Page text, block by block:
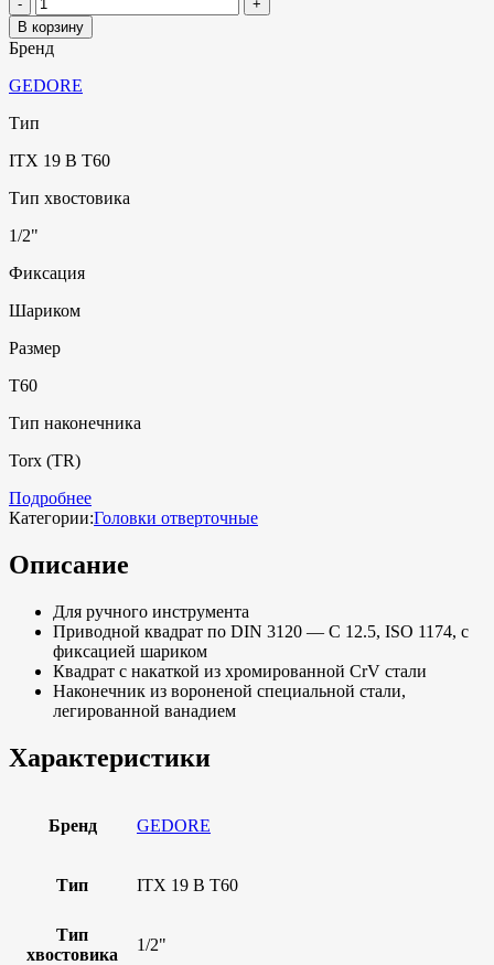
В корзину
Бренд
GEDORE
Тип
ITX 19 B T60
Тип хвостовика
1/2"
Фиксация
Шариком
Размер
T60
Тип наконечника
Torx (TR)
Подробнее
Категории:Головки отверточные
Описание
Для ручного инструмента
Приводной квадрат по DIN 3120 — C 12.5, ISO 1174, с
фиксацией шариком
Квадрат с накаткой из хромированной CrV стали
Наконечник из вороненой специальной стали,
легированной ванадием
Характеристики
Бренд GEDORE
Тип ITX 19 B T60
Тип
хвостовика
1/2"